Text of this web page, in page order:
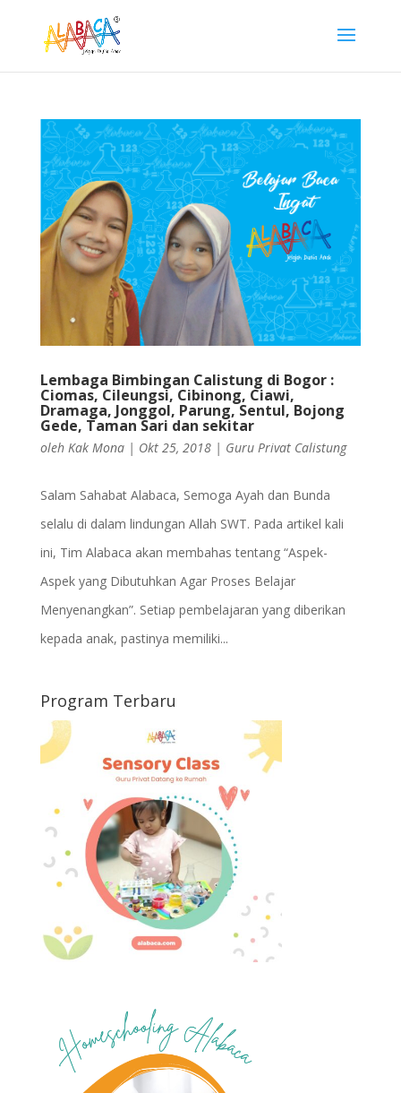
Lembaga Bimbingan Calistung di Bogor :
Ciomas, Cileungsi, Cibinong, Ciawi,
Dramaga, Jonggol, Parung, Sentul, Bojong
Gede, Taman Sari dan sekitar
oleh Kak Mona| Okt 25, 2018| Guru Privat Calistung
Salam Sahabat Alabaca, Semoga Ayah dan Bunda
selalu di dalam lindungan Allah SWT. Pada artikel kali
ini, Tim Alabaca akan membahas tentang “Aspek-
Aspek yang Dibutuhkan Agar Proses Belajar
Menyenangkan”. Setiap pembelajaran yang diberikan
kepada anak, pastinya memiliki...
Program Terbaru